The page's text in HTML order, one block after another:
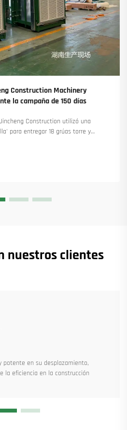
Construction Machinery
la campaña de 150 días
Construction utilizó una
para entregar 18 grúas torre y
más información.
nuestros clientes
potente en su desplazamiento,
la eficiencia en la construcción